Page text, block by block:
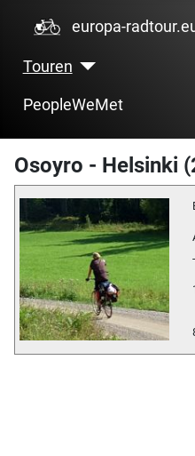
europa-
Touren
PeopleWeMet
Osoyro - Helsinki